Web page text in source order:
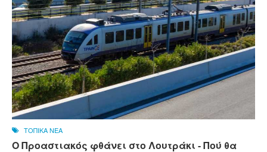
ΤΟΠΙΚΑ ΝΕΑ
Ο Προαστιακός φθάνει στο Λουτράκι - Πού θα